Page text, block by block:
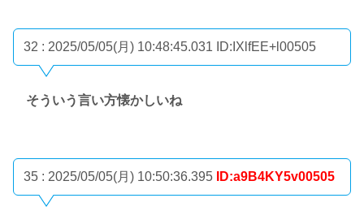
32 : 2025/05/05(月) 10:48:45.031 ID:IXlfEE+l00505
そういう言い方懐かしいね
35 : 2025/05/05(月) 10:50:36.395 ID:a9B4KY5v00505